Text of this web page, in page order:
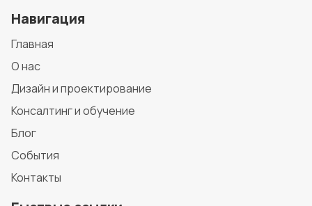
Навигация
Главная
О нас
Дизайн и проектирование
Консалтинг и обучение
Блог
События
Контакты